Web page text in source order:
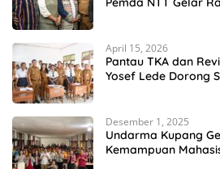
April 15, 2026
Pantau TKA dan
Yosef Lede Dorong
Desember 1, 2025
Undarma Kupang
Kemampuan